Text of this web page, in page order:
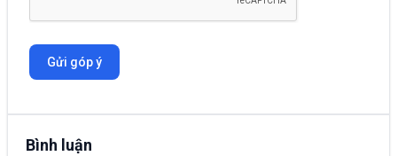
Gửi góp ý
Bình luận